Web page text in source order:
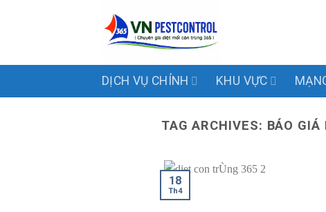
DỊCH VỤ CHÍNH KHU VỰC
TAG ARCHIVES: BÁO
18
Th4